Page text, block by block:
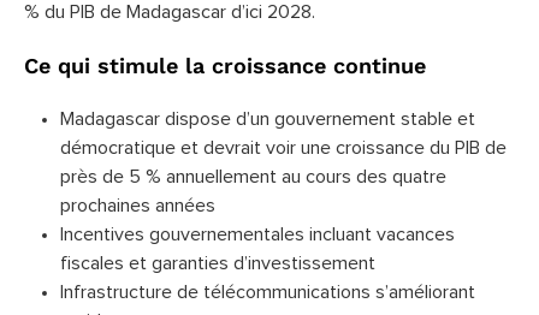
% du PIB de Madagascar d’ici 2028.
Ce qui stimule la croissance continue
Madagascar dispose d’un gouvernement stable et
démocratique et devrait voir une croissance du PIB de
près de 5 % annuellement au cours des quatre
prochaines années
Incentives gouvernementales incluant vacances
fiscales et garanties d’investissement
Infrastructure de télécommunications s’améliorant